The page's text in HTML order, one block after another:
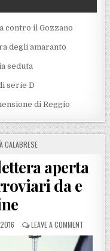
contro il Gozzano
degli amaranto
seduta
serie D
di Reggio
CALABRESE
aperta
da e
LEAVE A COMMENTON